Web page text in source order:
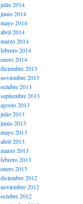
julio 2014
junio 2014
mayo 2014
abril 2014
marzo 2014
febrero 2014
enero 2014
diciembre 2013
noviembre 2013
octubre 2013
septiembre 2013
agosto 2013
julio 2013
junio 2013
mayo 2013
abril 2013
marzo 2013
febrero 2013
enero 2013
diciembre 2012
noviembre 2012
octubre 2012